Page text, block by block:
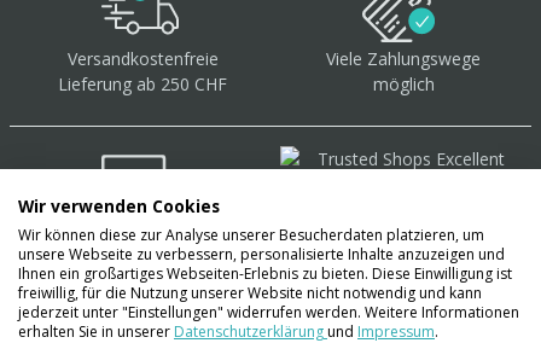
Versandkostenfreie
Lieferung ab 250 CHF
Viele Zahlungswege
möglich
Über 40.000 Artikel auf
Lager
Wir verwenden Cookies
Wir können diese zur Analyse unserer Besucherdaten platzieren, um
unsere Webseite zu verbessern, personalisierte Inhalte anzuzeigen und
Ihnen ein großartiges Webseiten-Erlebnis zu bieten. Diese Einwilligung ist
freiwillig, für die Nutzung unserer Website nicht notwendig und kann
jederzeit unter "Einstellungen" widerrufen werden. Weitere Informationen
erhalten Sie in unserer Datenschutzerklärungund Impressum.